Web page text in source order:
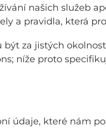
našich služeb
a pravidla, která
za jistých
níže proto
údaje, které nám